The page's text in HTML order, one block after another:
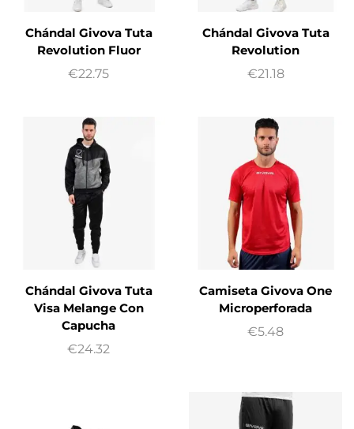
Chándal Givova Tuta
Revolution Fluor
€22.75
Chándal Givova Tuta
Revolution
€21.18
Chándal Givova Tuta
Visa Melange Con
Capucha
€24.32
Camiseta Givova One
Microperforada
€5.48